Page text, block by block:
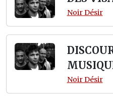
Noir Désir
Noir Désir